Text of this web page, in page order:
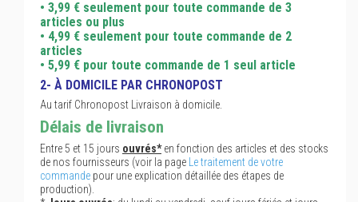
• 3,99 € seulement pour toute commande de 3
articles ou plus
• 4,99 € seulement pour toute commande de 2
articles
• 5,99 € pour toute commande de 1 seul article
2- À DOMICILE PAR CHRONOPOST
Au tarif Chronopost Livraison à domicile.
Délais de livraison
Entre 5 et 15 jours ouvrés*en fonction des articles et des stocks
de nos fournisseurs (voir la page
Le traitement de votre
commande pour une explication détaillée des étapes de
production).